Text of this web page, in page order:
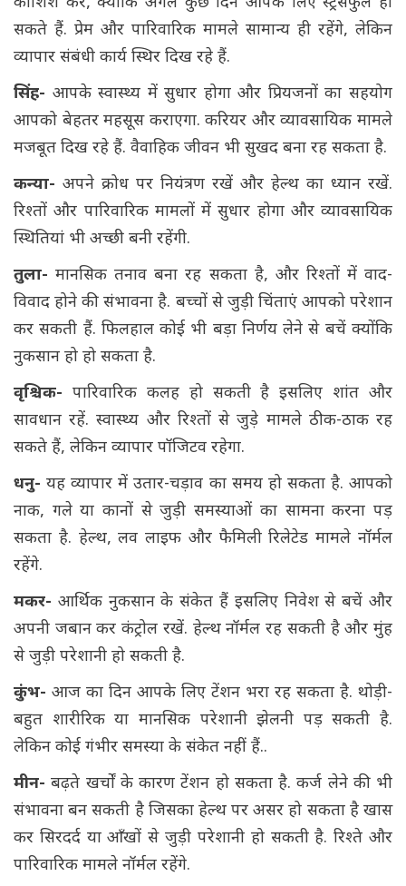
सकते हैं. प्रेम और पारिवारिक मामले सामान्य ही रहेंगे, लेकिन
व्यापार संबंधी कार्य स्थिर दिख रहे हैं.
सिंह- आपके स्वास्थ्य में सुधार होगा और प्रियजनों का सहयोग
आपको बेहतर महसूस कराएगा. करियर और व्यावसायिक मामले
मजबूत दिख रहे हैं. वैवाहिक जीवन भी सुखद बना रह सकता है.
कन्या- अपने क्रोध पर नियंत्रण रखें और हेल्थ का ध्यान रखें.
रिश्तों और पारिवारिक मामलों में सुधार होगा और व्यावसायिक
स्थितियां भी अच्छी बनी रहेंगी.
तुला- मानसिक तनाव बना रह सकता है, और रिश्तों में वाद-
विवाद होने की संभावना है. बच्चों से जुड़ी चिंताएं आपको परेशान
कर सकती हैं. फिलहाल कोई भी बड़ा निर्णय लेने से बचें क्योंकि
नुकसान हो हो सकता है.
वृश्चिक- पारिवारिक कलह हो सकती है इसलिए शांत और
सावधान रहें. स्वास्थ्य और रिश्तों से जुड़े मामले ठीक-ठाक रह
सकते हैं, लेकिन व्यापार पॉजिटव रहेगा.
धनु- यह व्यापार में उतार-चड़ाव का समय हो सकता है. आपको
नाक, गले या कानों से जुड़ी समस्याओं का सामना करना पड़
सकता है. हेल्थ, लव लाइफ और फैमिली रिलेटेड मामले नॉर्मल
रहेंगे.
मकर- आर्थिक नुकसान के संकेत हैं इसलिए निवेश से बचें और
अपनी जबान कर कंट्रोल रखें. हेल्थ नॉर्मल रह सकती है और मुंह
से जुड़ी परेशानी हो सकती है.
कुंभ- आज का दिन आपके लिए टेंशन भरा रह सकता है. थोड़ी-
बहुत शारीरिक या मानसिक परेशानी झेलनी पड़ सकती है.
लेकिन कोई गंभीर समस्या के संकेत नहीं हैं..
मीन-बढ़ते खर्चों के कारण टेंशन हो सकता है. कर्ज लेने की भी
संभावना बन सकती है जिसका हेल्थ पर असर हो सकता है खास
कर सिरदर्द या आँखों से जुड़ी परेशानी हो सकती है. रिश्ते और
पारिवारिक मामले नॉर्मल रहेंगे.